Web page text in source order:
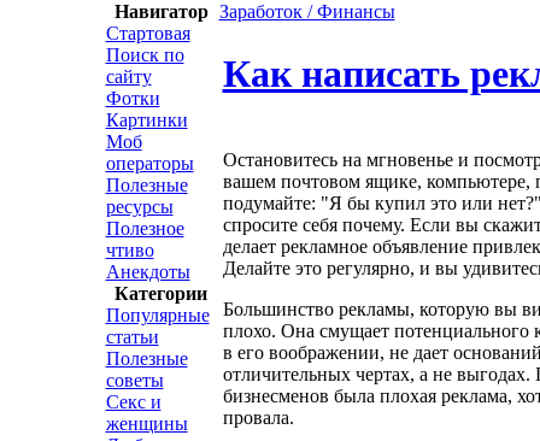
Навигатор
Стартовая
Поиск по
сайту
Фотки
Картинки
Моб
операторы
Полезные
ресурсы
Полезное
чтиво
Анекдоты
Категории
Популярные
статьи
Полезные
советы
Секс и
женщины
Заработок / Финансы
Как написать
Остановитесь на мгновенье и
вашем почтовом ящике, компьютере,
подумайте: "Я бы купил это или
спросите себя почему. Если вы
делает рекламное объявление
Делайте это регулярно, и вы
Большинство рекламы, которую вы
плохо. Она смущает потенциального
в его воображении, не дает
отличительных чертах, а не
бизнесменов была плохая реклама,
провала.